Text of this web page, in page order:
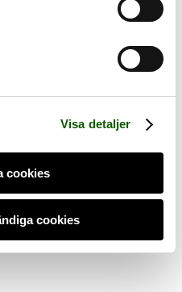
Visa detaljer
cookies
cookies